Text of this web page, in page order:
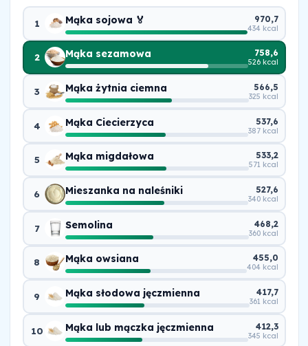
1 Mąka sojowa 🏅 970,7
434 kcal
2 Mąka sezamowa 758,6
526 kcal
3 Mąka żytnia ciemna 566,5
325 kcal
4 Mąka Ciecierzyca 537,6
387 kcal
5 Mąka migdałowa 533,2
571 kcal
6 Mieszanka na naleśniki 527,6
340 kcal
7 Semolina 468,2
360 kcal
8 Mąka owsiana 455,0
404 kcal
9 Mąka słodowa jęczmienna 417,7
361 kcal
10 Mąka lub mączka jęczmienna 412,3
345 kcal